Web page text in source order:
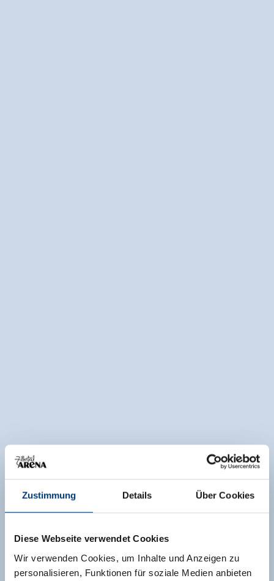
Zustimmung Details Über Cookies
Diese Webseite verwendet Cookies
Wir verwenden Cookies, um Inhalte und Anzeigen zu
personalisieren, Funktionen für soziale Medien anbieten